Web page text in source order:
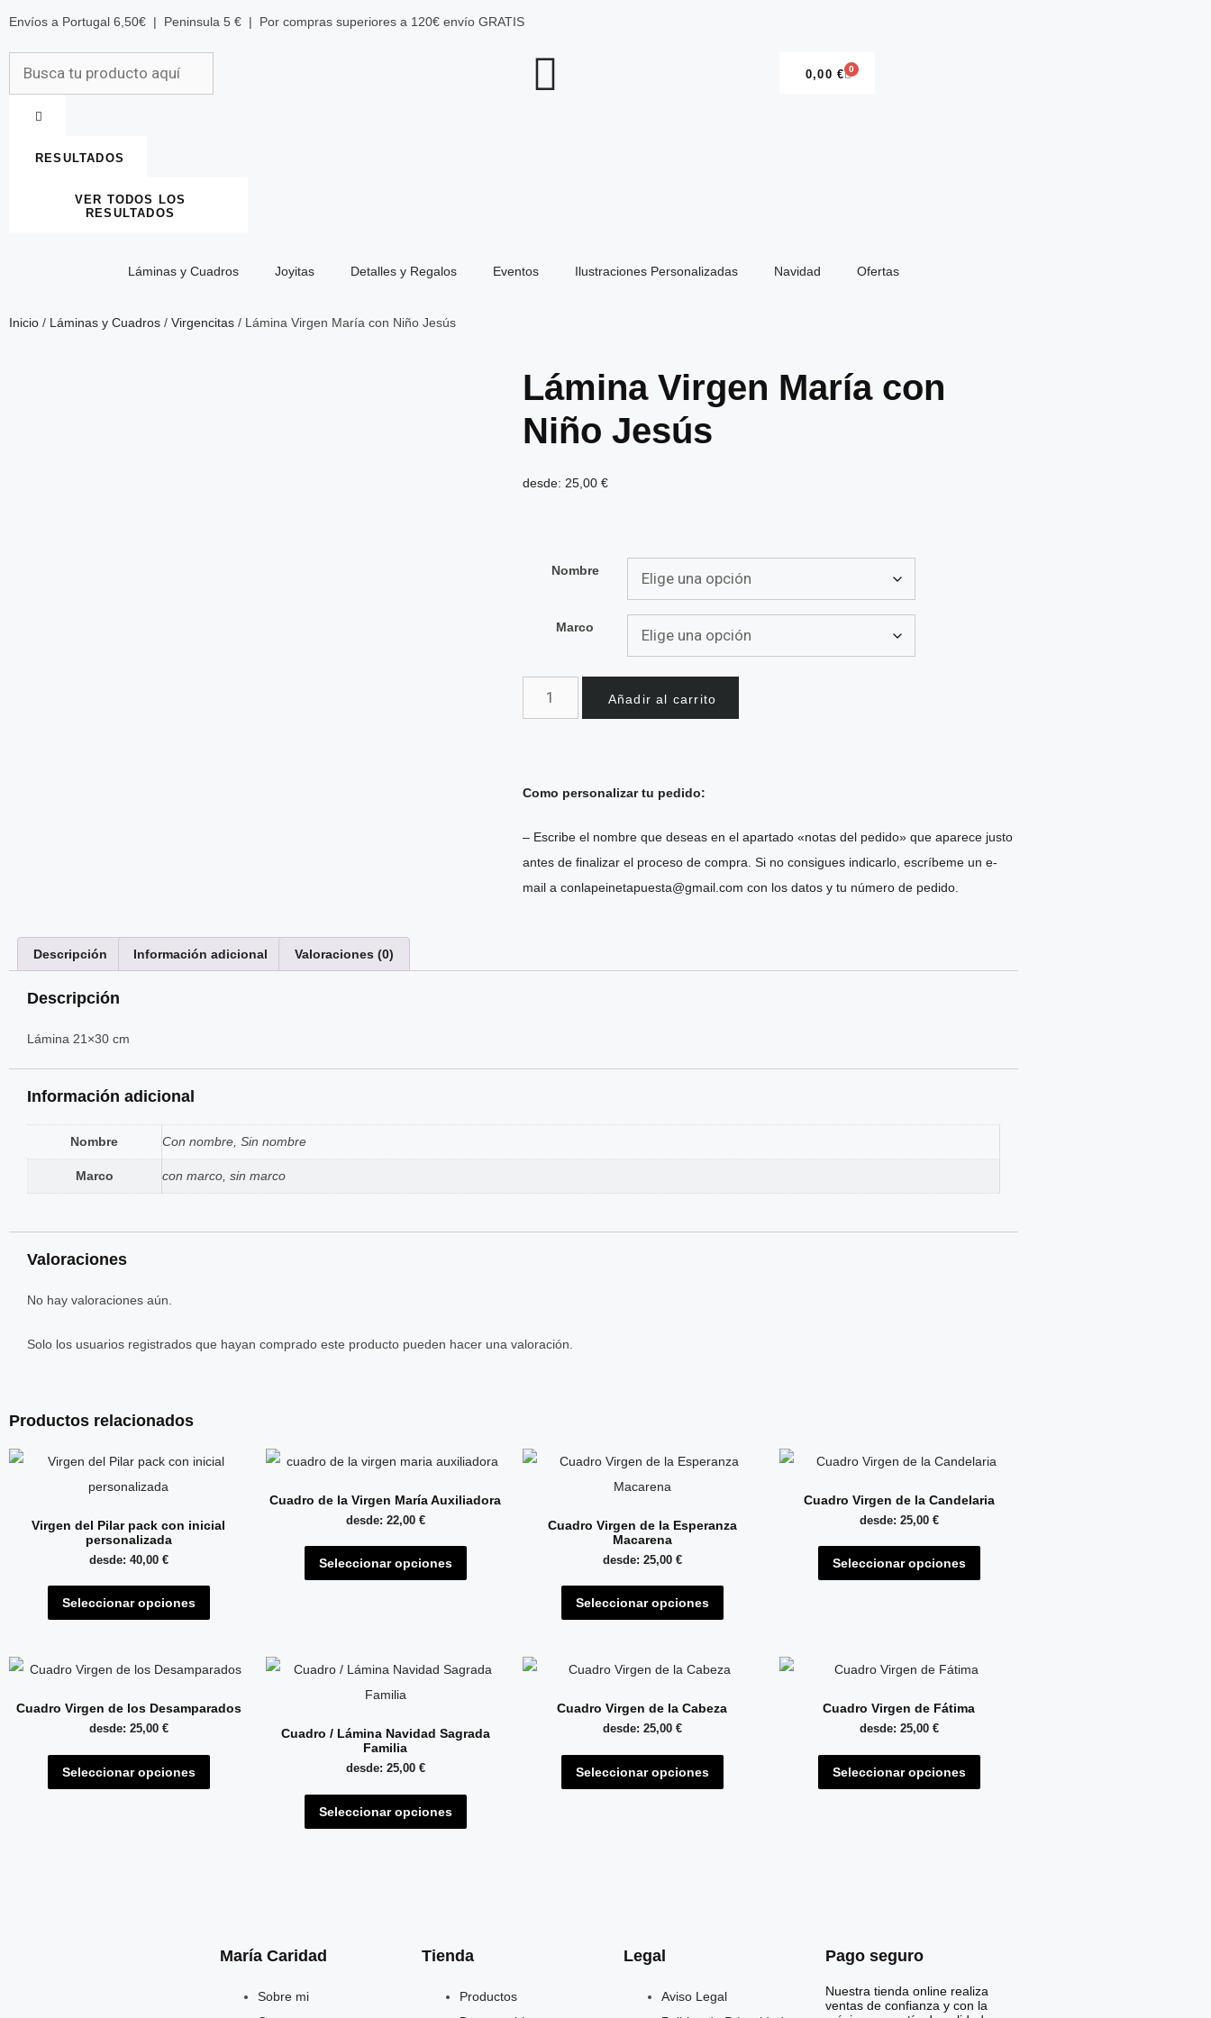
Envíos a Portugal 6,50€ | Peninsula 5 € | Por compras superiores a 120€ envío GRATIS
RESULTADOS
VER TODOS LOS
RESULTADOS
0,00 € 0
Láminas y Cuadros Joyitas Detalles y Regalos Eventos Ilustraciones Personalizadas Navidad Ofertas
Inicio / Láminas y Cuadros / Virgencitas / Lámina Virgen María con Niño Jesús
Lámina Virgen María con
Niño Jesús
desde: 25,00 €
Nombre
Marco
Añadir al carrito
Como personalizar tu pedido:
– Escribe el nombre que deseas en el apartado «notas del pedido» que aparece justo
antes de finalizar el proceso de compra. Si no consigues indicarlo, escríbeme un e-
mail a conlapeinetapuesta@gmail.com con los datos y tu número de pedido.
Descripción Información adicional Valoraciones (0)
Descripción
Lámina 21×30 cm
Información adicional
Nombre Con nombre, Sin nombre
Marco con marco, sin marco
Valoraciones
No hay valoraciones aún.
Solo los usuarios registrados que hayan comprado este producto pueden hacer una valoración.
Productos relacionados
Virgen del Pilar pack con inicial
personalizada
desde: 40,00 €
Seleccionar opciones
Cuadro de la Virgen María Auxiliadora
desde: 22,00 €
Seleccionar opciones
Cuadro Virgen de la Esperanza
Macarena
desde: 25,00 €
Seleccionar opciones
Cuadro Virgen de la Candelaria
desde: 25,00 €
Seleccionar opciones
Cuadro Virgen de los Desamparados
desde: 25,00 €
Seleccionar opciones
Cuadro / Lámina Navidad Sagrada
Familia
desde: 25,00 €
Seleccionar opciones
Cuadro Virgen de la Cabeza
desde: 25,00 €
Seleccionar opciones
Cuadro Virgen de Fátima
desde: 25,00 €
Seleccionar opciones
María Caridad
Sobre mi
Tienda
Productos
Legal
Aviso Legal
Pago seguro
Nuestra tienda online realiza
ventas de confianza y con la